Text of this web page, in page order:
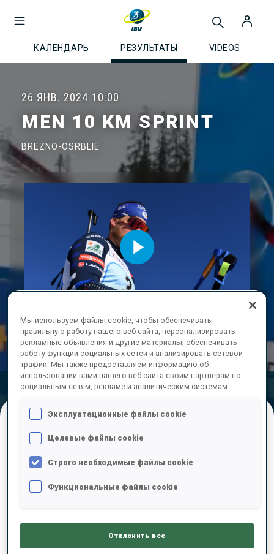
КАЛЕНДАРЬ РЕЗУЛЬТАТЫ VIDEOS
26 ЯНВ. 2024 10:00
MEN 10 KM SPRINT
BREZNO-OSRBLIE
Play
Video
Official
Ski Time Shooting Time
ОКОНЧАТЕЛЬНЫЕ РЕЗУЛЬТАТЫ
2 17 J. BOTN
Мы используем файлы cookie, чтобы обеспечивать
правильную работу нашего веб-сайта, персонализировать
рекламные объявления и другие материалы, обеспечивать
работу функций социальных сетей и анализировать сетевой
трафик. Мы также предоставляем информацию об
использовании вами нашего веб-сайта своим партнерам по
социальным сетям, рекламе и аналитическим системам.
Эксплуатационные файлы cookie
Целевые файлы cookie
Строго необходимые файлы cookie
Функциональные файлы cookie
Отклонить все